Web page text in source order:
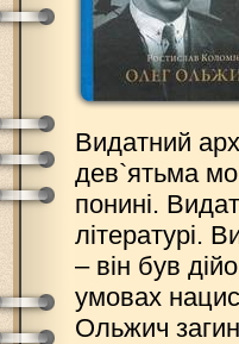
Видатний
дев`ятьма
понині.
літературі.
– він був
умовах
Ольжич